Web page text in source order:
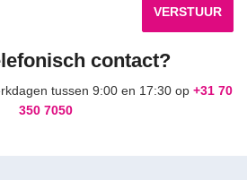
VERSTUUR
contact?
tussen 9:00 en 17:30 op +31 70
350 7050